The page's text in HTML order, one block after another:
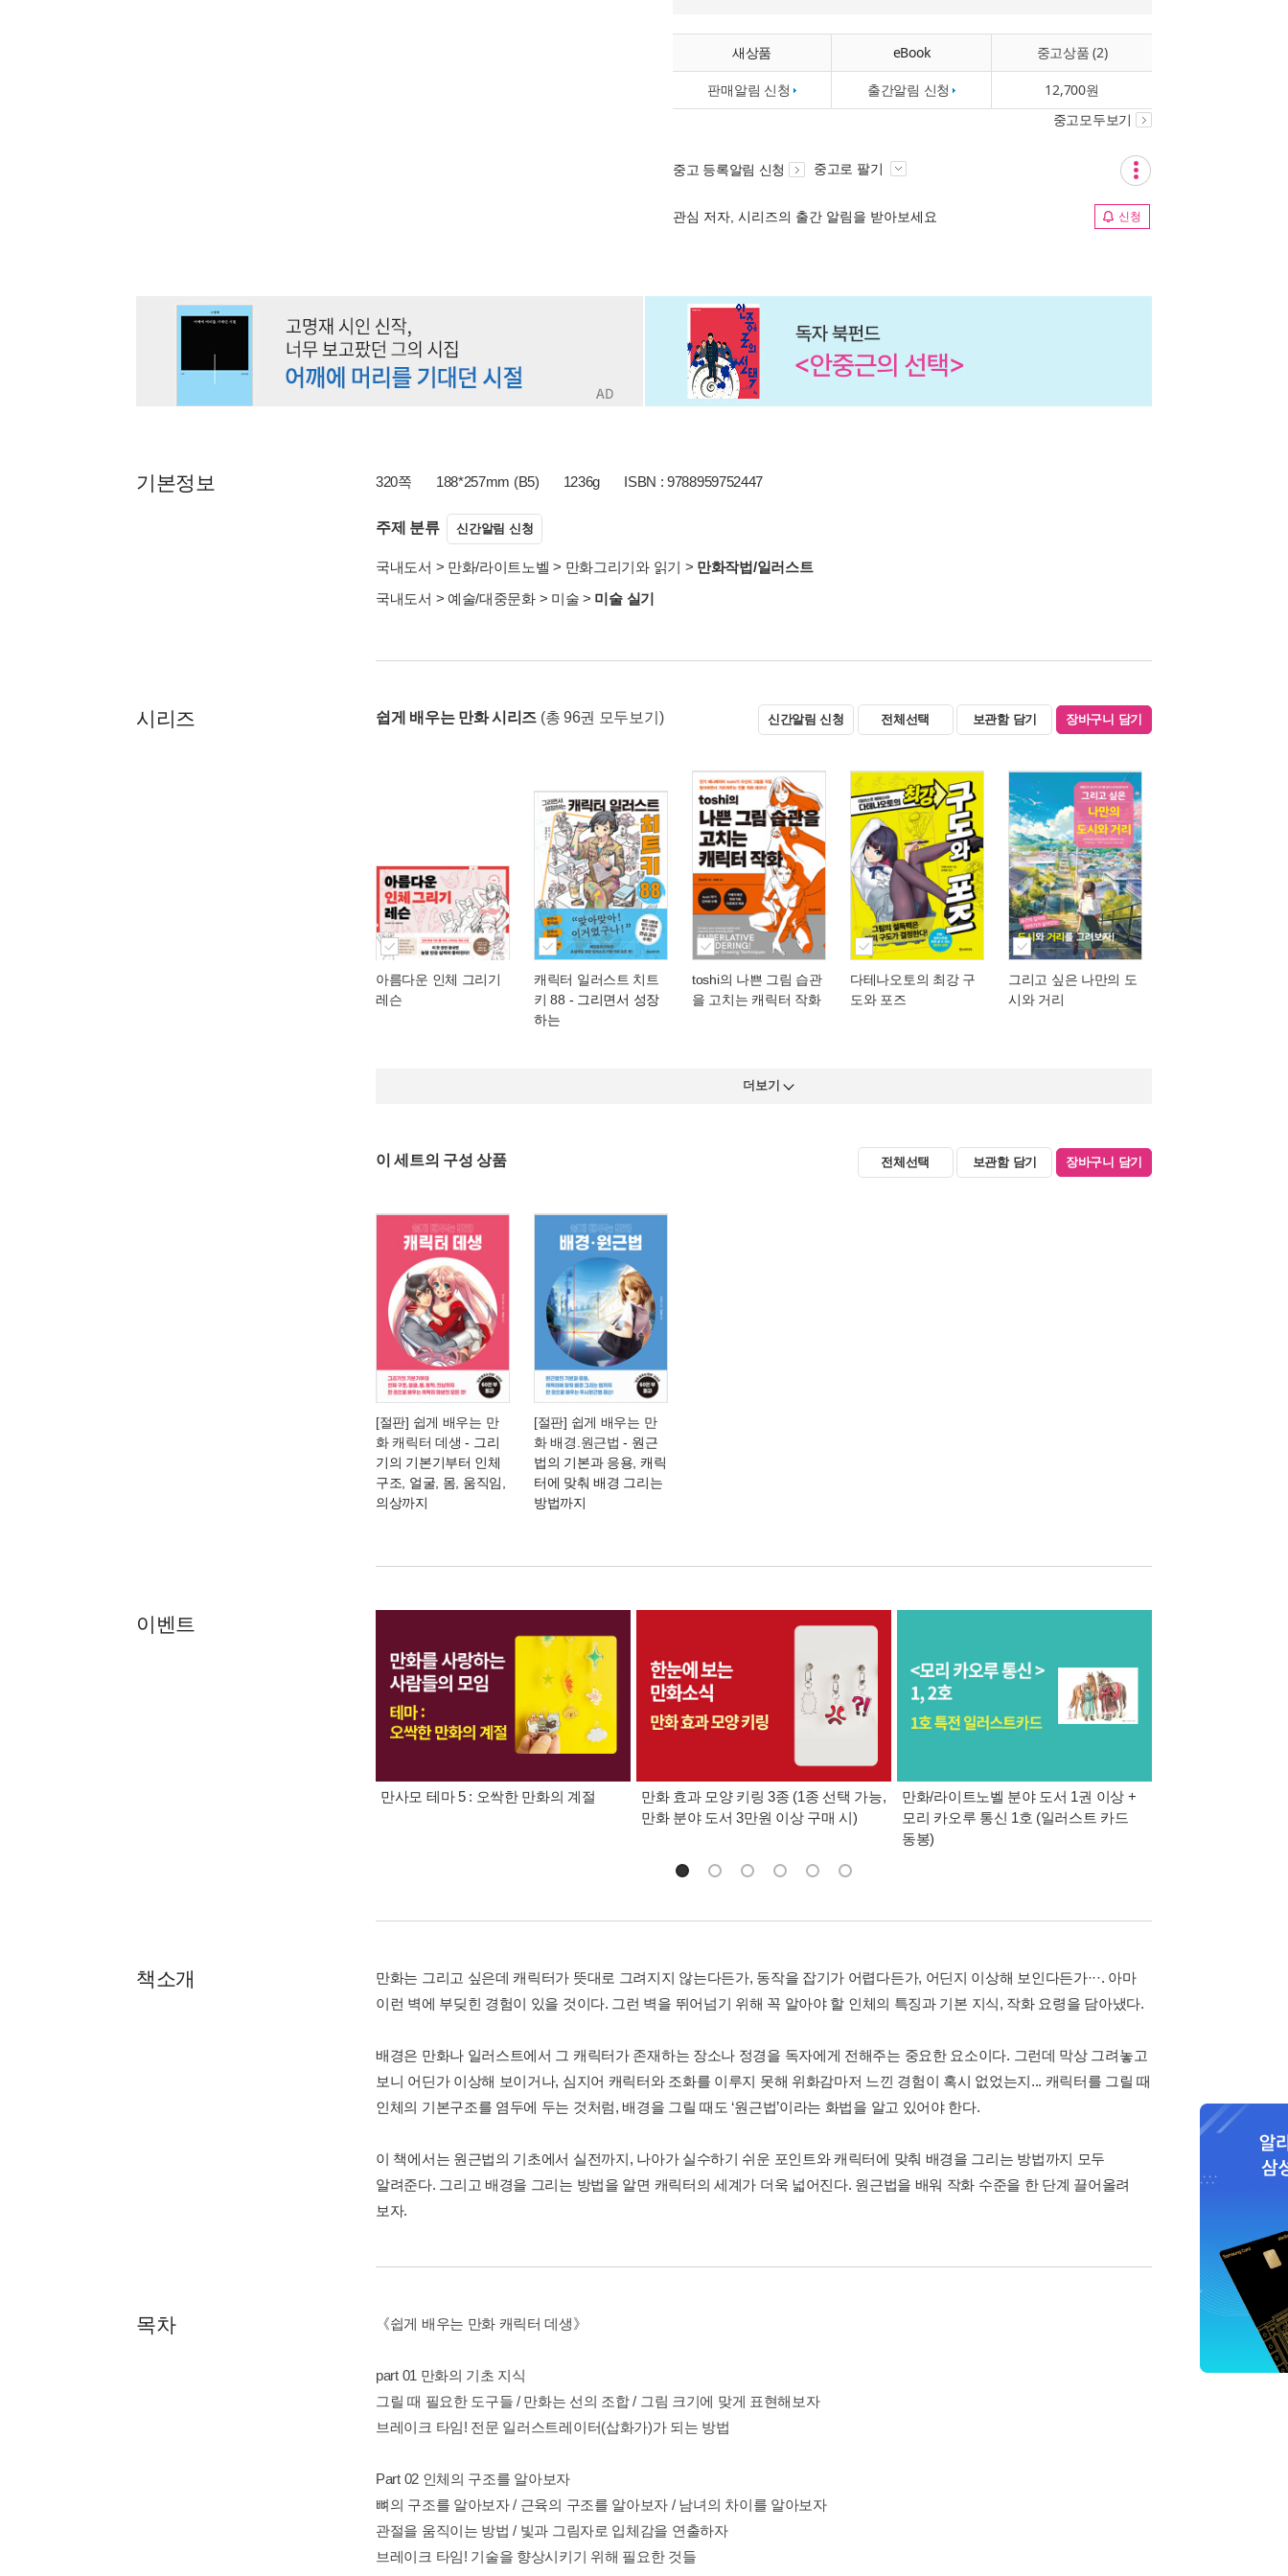
새상품 eBook 중고상품 (2)
판매알림 신청 출간알림 신청 12,700원
중고모두보기
중고 등록알림 신청 중고로 팔기
관심 저자, 시리즈의 출간 알림을 받아보세요 신청
기본정보 320쪽 188*257mm (B5) 1236g ISBN : 9788959752447
주제 분류 신간알림 신청
국내도서 > 만화/라이트노벨 > 만화그리기와 읽기 > 만화작법/일러스트
국내도서 > 예술/대중문화> 미술 > 미술 실기
시리즈 쉽게 배우는 만화 시리즈 (총 96권 모두보기) 신간알림 신청 전체선택 보관함 담기 장바구니 담기
아름다운 인체 그리기
레슨
캐릭터 일러스트 치트
키 88 - 그리면서 성장
하는
toshi의 나쁜 그림 습관
을 고치는 캐릭터 작화
다테나오토의 최강 구
도와 포즈
그리고 싶은 나만의 도
시와 거리
더보기
이 세트의 구성 상품 전체선택 보관함 담기 장바구니 담기
[절판] 쉽게 배우는 만
화 캐릭터 데생 - 그리
기의 기본기부터 인체
구조, 얼굴, 몸, 움직임,
의상까지
[절판] 쉽게 배우는 만
화 배경.원근법 - 원근
법의 기본과 응용, 캐릭
터에 맞춰 배경 그리는
방법까지
이벤트
만사모 테마 5 : 오싹한 만화의 계절
만화 효과 모양 키링 3종 (1종 선택 가능,
만화 분야 도서 3만원 이상 구매 시)
만화/라이트노벨 분야 도서 1권 이상 +
모리 카오루 통신 1호 (일러스트 카드
동봉)
책소개
만화는 그리고 싶은데 캐릭터가 뜻대로 그려지지 않는다든가, 동작을 잡기가 어렵다든가, 어딘지 이상해 보인다든가···. 아마
이런 벽에 부딪힌 경험이 있을 것이다. 그런 벽을 뛰어넘기 위해 꼭 알아야 할 인체의 특징과 기본 지식, 작화 요령을 담아냈다.
배경은 만화나 일러스트에서 그 캐릭터가 존재하는 장소나 정경을 독자에게 전해주는 중요한 요소이다. 그런데 막상 그려놓고
보니 어딘가 이상해 보이거나, 심지어 캐릭터와 조화를 이루지 못해 위화감마저 느낀 경험이 혹시 없었는지... 캐릭터를 그릴 때
인체의 기본구조를 염두에 두는 것처럼, 배경을 그릴 때도 ‘원근법’이라는 화법을 알고 있어야 한다.
이 책에서는 원근법의 기초에서 실전까지, 나아가 실수하기 쉬운 포인트와 캐릭터에 맞춰 배경을 그리는 방법까지 모두
알려준다. 그리고 배경을 그리는 방법을 알면 캐릭터의 세계가 더욱 넓어진다. 원근법을 배워 작화 수준을 한 단계 끌어올려
보자.
목차 《쉽게 배우는 만화 캐릭터 데생》
part 01 만화의 기초 지식
그릴 때 필요한 도구들 / 만화는 선의 조합 / 그림 크기에 맞게 표현해보자
브레이크 타임! 전문 일러스트레이터(삽화가)가 되는 방법
Part 02 인체의 구조를 알아보자
뼈의 구조를 알아보자 / 근육의 구조를 알아보자 / 남녀의 차이를 알아보자
관절을 움직이는 방법 / 빛과 그림자로 입체감을 연출하자
브레이크 타임! 기술을 향상시키기 위해 필요한 것들